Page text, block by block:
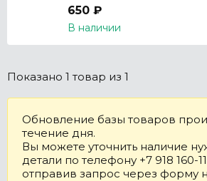
650 ₽
В наличии
Показано 1 товар из 1
Обновление базы товаров
течение дня.
Вы можете уточнить наличие
детали по телефону +7 918 160-
отправив запрос через форму